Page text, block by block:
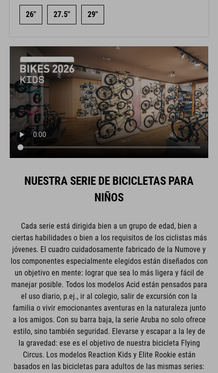
26" 27.5" 29"
NUESTRA SERIE DE BICICLETAS PARA
NIÑOS
Cada serie está dirigida bien a un grupo de edad, bien a
ciertas habilidades o bien a los requisitos de los ciclistas más
jóvenes. El cuadro cuidadosamente fabricado de la Numove y
los componentes especialmente elegidos están diseñados con
un objetivo en mente: lograr que sea lo más ligera y fácil de
manejar posible. Todos los modelos Acid están pensados para
el uso diario, p.ej., ir al colegio, salir de excursión con la
familia o vivir emocionantes aventuras en la naturaleza junto
a los amigos. Con su barra baja, la serie Aruba no solo ofrece
estilo, sino también seguridad. Elevarse y escapar a la ley de
la gravedad: ese es el objetivo de nuestra bicicleta Flying
Circus. Los modelos Reaction Kids y Elite Rookie están
basados en las bicicletas para adultos de las mismas series: